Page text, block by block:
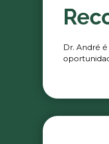
Dr. André